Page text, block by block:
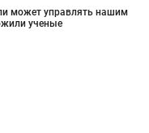
может управлять нашим
ученые